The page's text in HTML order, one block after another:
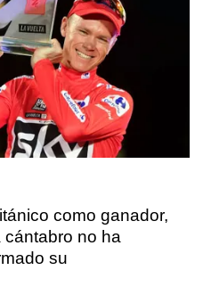
como ganador,
no ha
su